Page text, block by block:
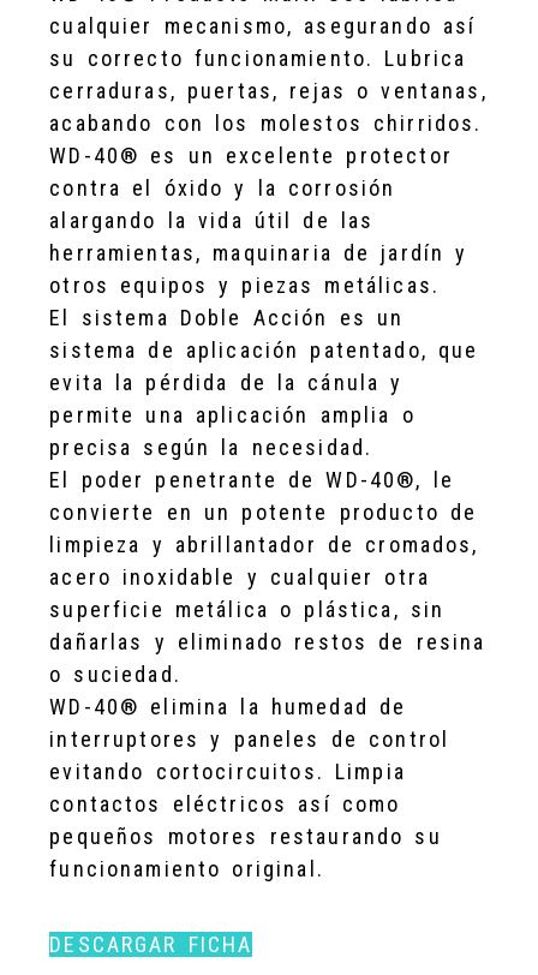
cualquier mecanismo, asegurando así
su correcto funcionamiento. Lubrica
cerraduras, puertas, rejas o ventanas,
acabando con los molestos chirridos.
WD-40® es un excelente protector
contra el óxido y la corrosión
alargando la vida útil de las
herramientas, maquinaria de jardín y
otros equipos y piezas metálicas.
El sistema Doble Acción es un
sistema de aplicación patentado, que
evita la pérdida de la cánula y
permite una aplicación amplia o
precisa según la necesidad.
El poder penetrante de WD-40®, le
convierte en un potente producto de
limpieza y abrillantador de cromados,
acero inoxidable y cualquier otra
superficie metálica o plástica, sin
dañarlas y eliminado restos de resina
o suciedad.
WD-40® elimina la humedad de
interruptores y paneles de control
evitando cortocircuitos. Limpia
contactos eléctricos así como
pequeños motores restaurando su
funcionamiento original.
DESCARGAR FICHA